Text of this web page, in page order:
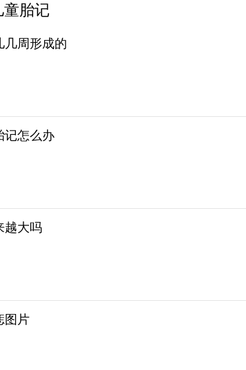
童胎记
几周形成的
记怎么办
越大吗
图片